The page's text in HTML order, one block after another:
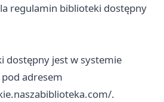
regulamin biblioteki dostępny
dostępny jest w systemie
adresem
.